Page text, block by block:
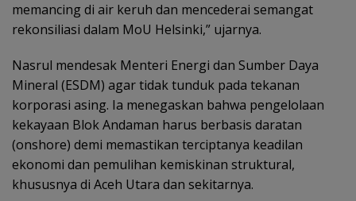
memancing di air keruh dan mencederai semangat
rekonsiliasi dalam MoU Helsinki,” ujarnya.
Nasrul mendesak Menteri Energi dan Sumber Daya
Mineral (ESDM) agar tidak tunduk pada tekanan
korporasi asing. Ia menegaskan bahwa pengelolaan
kekayaan Blok Andaman harus berbasis daratan
(onshore) demi memastikan terciptanya keadilan
ekonomi dan pemulihan kemiskinan struktural,
khususnya di Aceh Utara dan sekitarnya.